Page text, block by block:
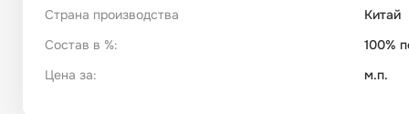
Страна производства
Китай
Состав в %:
100%
Цена за:
м.п.